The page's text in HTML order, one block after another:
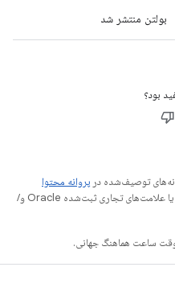
بولتن منتشر شد
بود؟
توصیف‌شده در پروانه محتوا
هستند. جاوا و OpenJDK علامت‌های تجاری یا علامت‌های تجاری ثبت‌شده Oracle و/